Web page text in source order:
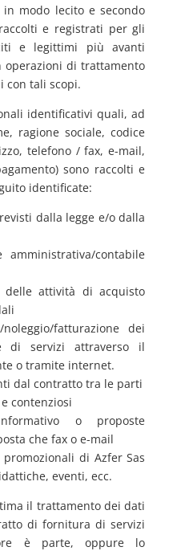
modo lecito e secondo
e registrati per gli
e legittimi più avanti
di trattamento
con tali scopi.
identificativi quali, ad
ragione sociale, codice
telefono / fax, e-mail,
sono raccolti e
identificate:
dalla legge e/o dalla
contabile
delle attività di acquisto
fatturazione dei
di servizi attraverso il
o tramite internet.
dal contratto tra le parti
contenziosi
o proposte
che fax o e-mail
di Azfer Sas
eventi, ecc.
il trattamento dei dati
di fornitura di servizi
è parte, oppure lo